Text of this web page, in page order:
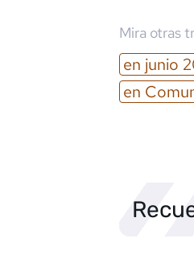
Mira otras
en junio
en